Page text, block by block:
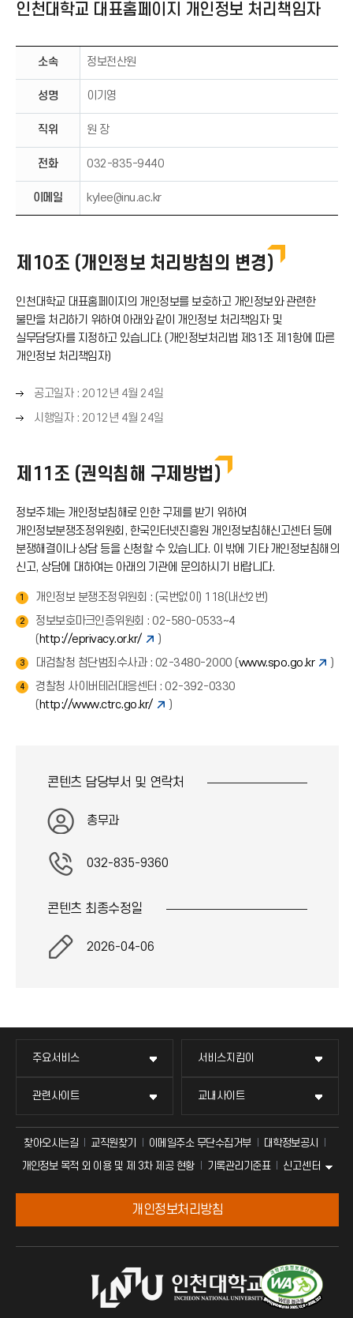
인천대학교 대표홈페이지 개인정보 처리책임자
소속 정보전산원
성명 이기영
직위 원 장
전화 032-835-9440
이메일 kylee@inu.ac.kr
제10조 (개인정보 처리방침의 변경)
인천대학교 대표홈페이지의 개인정보를 보호하고 개인정보와 관련한
불만을 처리하기 위하여 아래와 같이 개인정보 처리책임자 및
실무담당자를 지정하고 있습니다. (개인정보처리법 제31조 제1항에 따른
개인정보 처리책임자)
오
른
쪽
→
)
공고일자 : 2012년 4월 24일
오
화
살
(
→
)
시행일자 : 2012년 4월 24일
제11조 (권익침해 구제방법)
정보주체는 개인정보침해로 인한 구제를 받기 위하여
개인정보분쟁조정위원회, 한국인터넷진흥원 개인정보침해신고센터 등에
분쟁해결이나 상담 등을 신청할 수 있습니다. 이 밖에 기타 개인정보침해의
신고, 상담에 대하여는 아래의 기관에 문의하시기 바랍니다.
1 개인정보 분쟁조정위원회 : (국번없이) 118(내선2번)
2
정보보호마크인증위원회 : 02-580-0533~4
(http://eprivacy.or.kr/ )
3 대검찰청 첨단범죄수사과 : 02-3480-2000 (www.spo.go.kr )
4
경찰청 사이버테러대응센터 : 02-392-0330
(http://www.ctrc.go.kr/ )
콘텐츠 담당부서 및 연락처
총무과
032-835-9360
콘텐츠 최종수정일
2026-04-06
주요서비스 서비스지킴이
관련사이트 교내사이트
찾아오시는길 교직원찾기 이메일주소 무단수집거부
대학정보공시
개인정보 목적 외 이용 및 제 3차 제공 현황
기록관리기준표 신고센터
개인정보처리방침